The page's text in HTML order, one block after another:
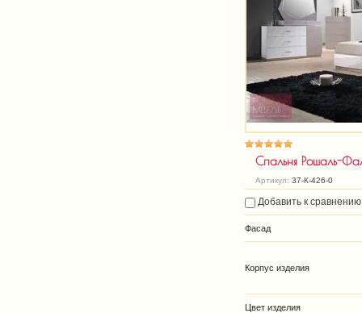
Спальня Рошаль-
Артикул: 37-К-426-0
Добавить к сравнению
Фасад
Корпус изделия
Цвет изделия